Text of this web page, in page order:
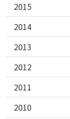
2015
2014
2013
2012
2011
2010